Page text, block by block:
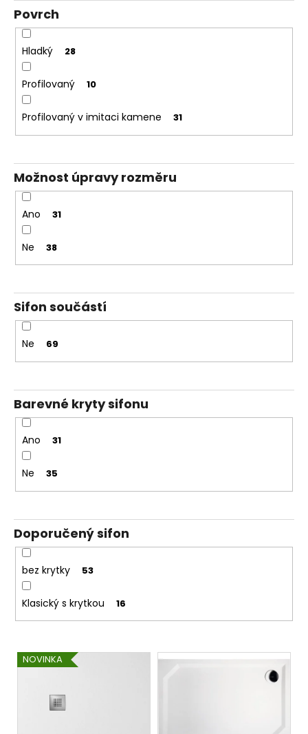
Povrch
Hladký 28
Profilovaný 10
Profilovaný v imitaci kamene 31
Možnost úpravy rozměru
Ano 31
Ne 38
Sifon součástí
Ne 69
Barevné kryty sifonu
Ano 31
Ne 35
Doporučený sifon
bez krytky 53
Klasický s krytkou 16
V
ý
NOVINKA